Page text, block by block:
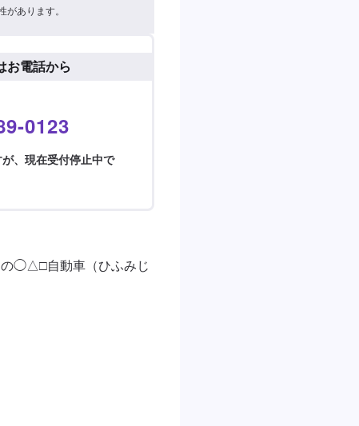
あります。
お電話から
0123
、現在受付停止中で
の◯△□自動車（ひふみじ